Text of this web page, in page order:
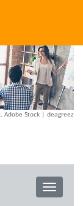
Adobe Stock | deagreez
Toggle